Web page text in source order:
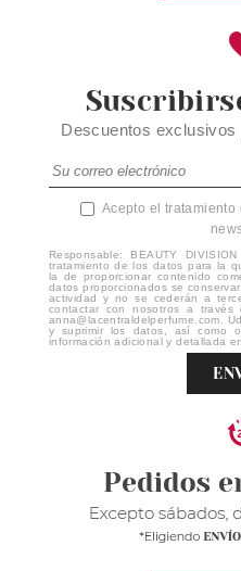
Descuentos
Acepto el
Responsable: BEAUTY
tratamiento de los datos para la
la de proporcionar contenido
datos proporcionados se
actividad y no se cederán a
contactar con nosotros a través
anna@lacentraldelperfume.com.
y suprimir los datos, así como
información adicional y detallada